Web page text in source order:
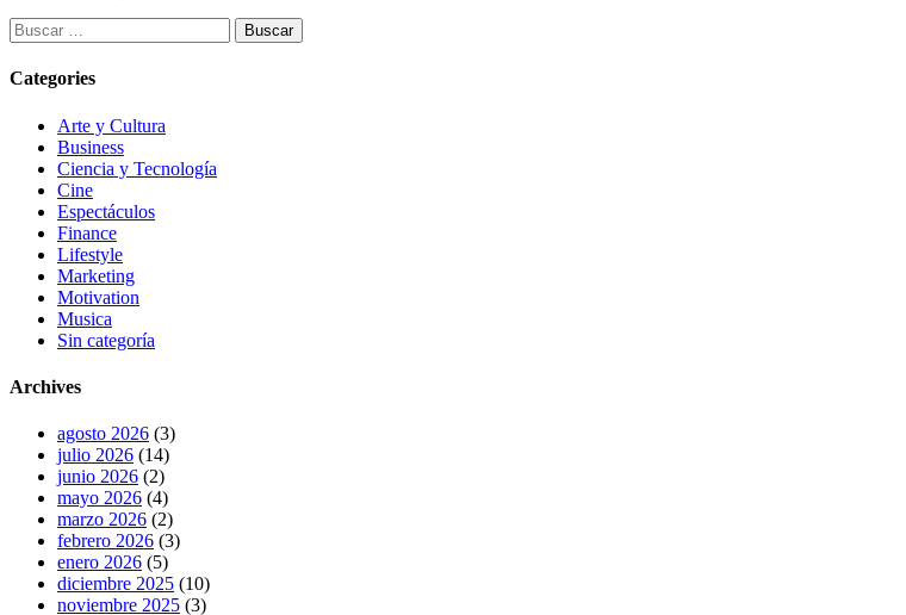
Buscar:
Categories
Arte y Cultura
Business
Ciencia y Tecnología
Cine
Espectáculos
Finance
Lifestyle
Marketing
Motivation
Musica
Sin categoría
Archives
agosto 2026 (3)
julio 2026 (14)
junio 2026 (2)
mayo 2026 (4)
marzo 2026 (2)
febrero 2026 (3)
enero 2026 (5)
diciembre 2025 (10)
noviembre 2025 (3)